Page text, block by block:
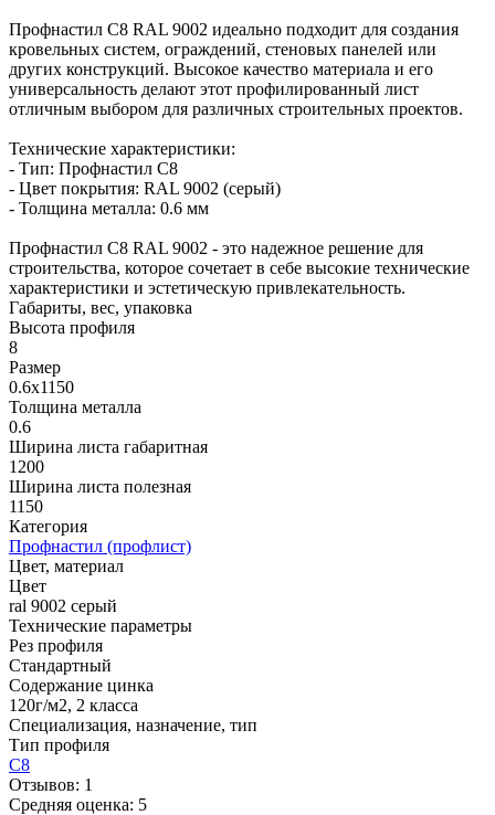
Профнастил С8 RAL 9002 идеально подходит для создания
кровельных систем, ограждений, стеновых панелей или
других конструкций. Высокое качество материала и его
универсальность делают этот профилированный лист
отличным выбором для различных строительных проектов.
Технические характеристики:
- Тип: Профнастил С8
- Цвет покрытия: RAL 9002 (серый)
- Толщина металла: 0.6 мм
Профнастил С8 RAL 9002 - это надежное решение для
строительства, которое сочетает в себе высокие технические
характеристики и эстетическую привлекательность.
Габариты, вес, упаковка
Высота профиля
8
Размер
0.6х1150
Толщина металла
0.6
Ширина листа габаритная
1200
Ширина листа полезная
1150
Категория
Профнастил (профлист)
Цвет, материал
Цвет
ral 9002 серый
Технические параметры
Рез профиля
Стандартный
Содержание цинка
120г/м2, 2 класса
Специализация, назначение, тип
Тип профиля
С8
Отзывов: 1
Средняя оценка: 5